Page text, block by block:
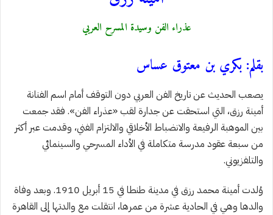
عذراء الفن وسيدة المسرح العربي
بقلم: بكري بن معتوق عساس
يصعب الحديث عن تاريخ الفن العربي دون التوقف أمام اسم الفنانة
أمينة رزق، التي استحقت عن جدارة لقب «عذراء الفن». فقد جمعت
بين الموهبة الرفيعة والانضباط الأخلاقي والالتزام الفني، وقدمت عبر أكثر
من سبعة عقود مدرسة متكاملة في الأداء المسرحي والسينمائي
والتلفزيوني.
وُلدت أمينة محمد رزق في مدينة طنطا في 15 أبريل 1910. وبعد وفاة
والدها وهي في الحادية عشرة من عمرها، انتقلت مع والدتها إلى القاهرة